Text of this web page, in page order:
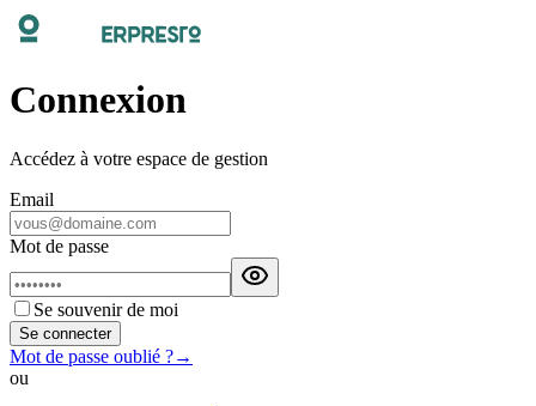
Connexion
Accédez à votre espace de gestion
Email
Mot de passe
Se souvenir de moi
Se connecter
Mot de passe oublié ?→
ou